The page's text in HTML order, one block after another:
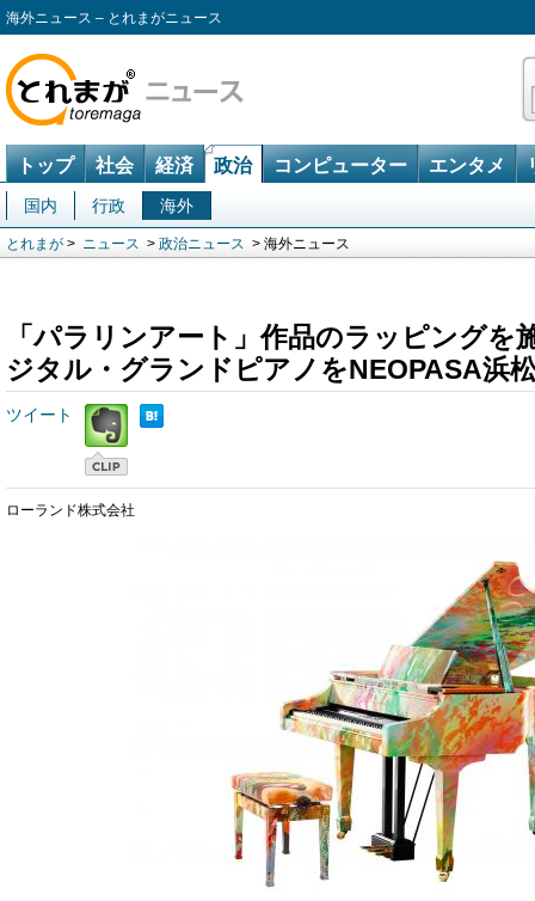
海外ニュース – とれまがニュース
トップ 社会 経済 政治 コンピューター エンタメ
国内 行政 海外
とれまが > ニュース > 政治ニュース > 海外ニュース
「パラリンアート」作品のラッピングを
ジタル・グランドピアノをNEOPASA浜
ツイート
ローランド株式会社